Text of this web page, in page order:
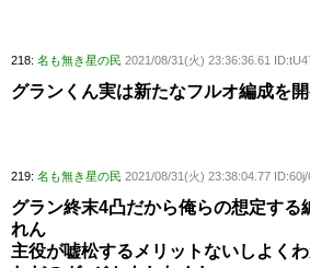
218: 名も無き星の民 2021/08/31(火) 23:36:36.61
グランくん実は新たなフルオ編成を
219: 名も無き星の民 2021/08/31(火) 23:38:04.77 ID:60j/
グラン終末4凸だから俺らの想定する
れん
主役が嘘松するメリットないしよく